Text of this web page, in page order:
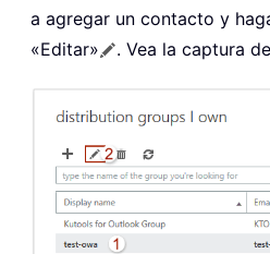
a agregar un contacto y
«Editar»
. Vea la captura